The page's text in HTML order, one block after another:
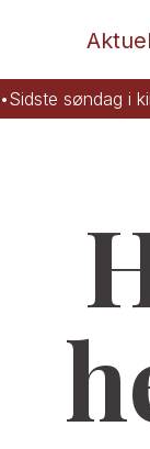
•Sidste søndag i